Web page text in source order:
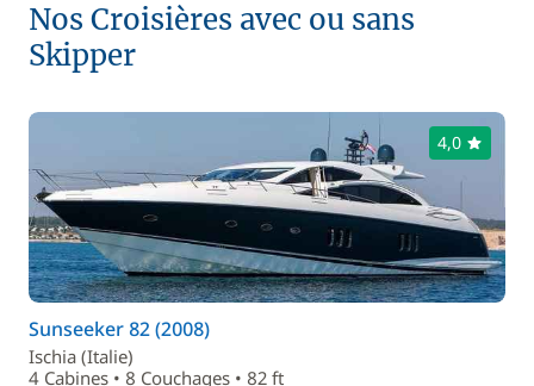
Nos Croisières avec ou sans
Skipper
4,0
Sunseeker 82 (2008)
Ischia (Italie)
4 Cabines • 8 Couchages • 82 ft